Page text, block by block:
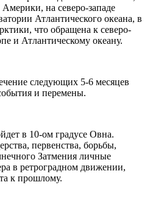
на северо-западе
Атлантического океана, в
что обращена к северо-
и Атлантическому океану.
следующих 5-6 месяцев
и перемены.
в 10-ом градусе Овна.
первенства, борьбы,
Затмения личные
в ретроградном движении,
к прошлому.